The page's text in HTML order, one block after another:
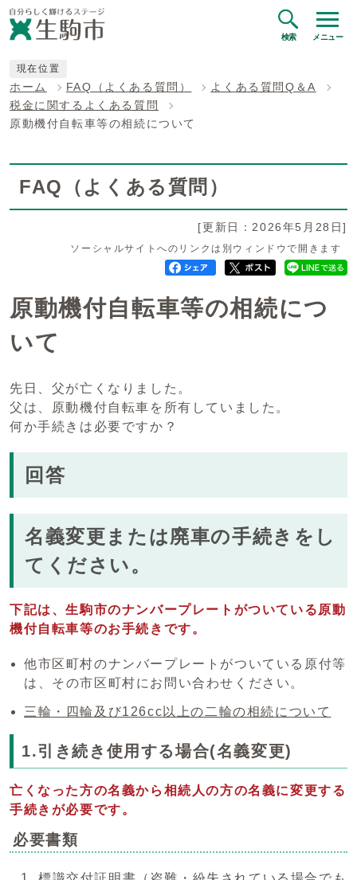
検索 メニュー
現在位置
ホーム FAQ（よくある質問）
よくある質問Q＆A
税金に関するよくある質問
原動機付自転車等の相続について
FAQ（よくある質問）
[更新日：2026年5月28日]
ソーシャルサイトへのリンクは別ウィンドウで開きます
原動機付自転車等の相続につ
いて
先日、父が亡くなりました。
父は、原動機付自転車を所有していました。
何か手続きは必要ですか？
回答
名義変更または廃車の手続きをし
てください。
下記は、生駒市のナンバープレートがついている原動
機付自転車等のお手続きです。
他市区町村のナンバープレートがついている原付等
は、その市区町村にお問い合わせください。
三輪・四輪及び126cc以上の二輪の相続について
1.引き続き使用する場合(名義変更)
亡くなった方の名義から相続人の方の名義に変更する
手続きが必要です。
必要書類